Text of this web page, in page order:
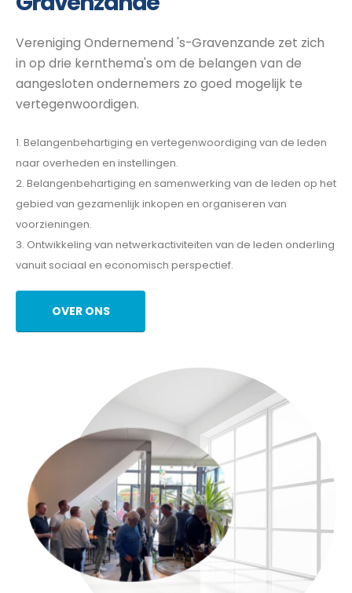
Vereniging Ondernemend 's-Gravenzande zet zich
in op drie kernthema's om de belangen van de
aangesloten ondernemers zo goed mogelijk te
vertegenwoordigen.
1. Belangenbehartiging en vertegenwoordiging van de leden
naar overheden en instellingen.
2. Belangenbehartiging en samenwerking van de leden op het
gebied van gezamenlijk inkopen en organiseren van
voorzieningen.
3. Ontwikkeling van netwerkactiviteiten van de leden onderling
vanuit sociaal en economisch perspectief.
OVER ONS